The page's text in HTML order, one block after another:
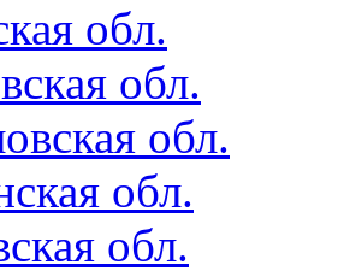
обл.
обл.
обл.
обл.
обл.